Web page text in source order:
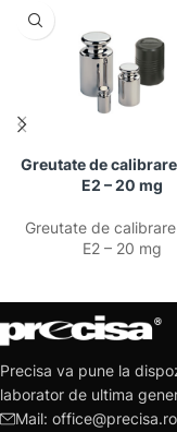
Greutate de
E2 – 20 mg
Greutate de
E2 – 20 mg
Precisa va pune la
laborator de ultima
Mail: office@precisa.ro